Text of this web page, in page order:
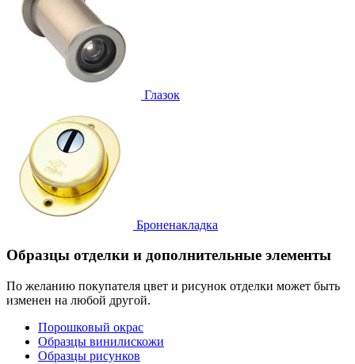
Глазок
Броненакладка
Образцы отделки и дополнительные элементы
По желанию покупателя цвет и рисунок отделки может быть
изменен на любой другой.
Порошковый окрас
Образцы винилискожи
Образцы рисунков